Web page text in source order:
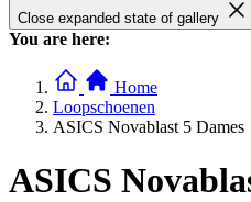
Close expanded state of gallery
You are here:
Home
Loopschoenen
ASICS Novablast 5 Dames
ASICS